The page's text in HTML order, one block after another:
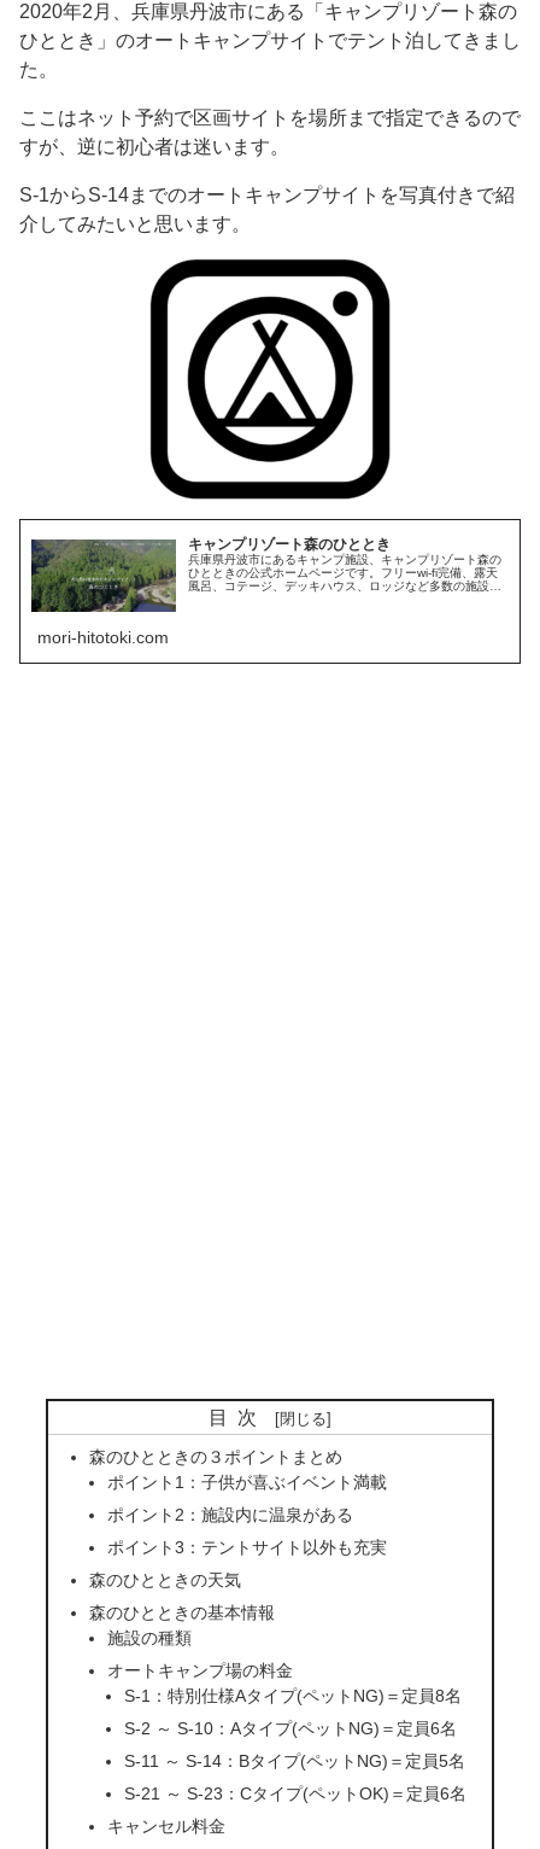
2020年2月、兵庫県丹波市にある「キャンプリゾート森の
ひととき」のオートキャンプサイトでテント泊してきまし
た。
ここはネット予約で区画サイトを場所まで指定できるので
すが、逆に初心者は迷います。
S-1からS-14までのオートキャンプサイトを写真付きで紹
介してみたいと思います。
キャンプリゾート森のひととき
兵庫県丹波市にあるキャンプ施設、キャンプリゾート森の
ひとときの公式ホームページです。フリーwi-fi完備、露天
風呂、コテージ、デッキハウス、ロッジなど多数の施設を
mori-hitotoki.com
目次
森のひとときの３ポイントまとめ
ポイント1：子供が喜ぶイベント満載
ポイント2：施設内に温泉がある
ポイント3：テントサイト以外も充実
森のひとときの天気
森のひとときの基本情報
施設の種類
オートキャンプ場の料金
S-1：特別仕様Aタイプ(ペットNG)＝定員8名
S-2 ～ S-10：Aタイプ(ペットNG)＝定員6名
S-11 ～ S-14：Bタイプ(ペットNG)＝定員5名
S-21 ～ S-23：Cタイプ(ペットOK)＝定員6名
キャンセル料金